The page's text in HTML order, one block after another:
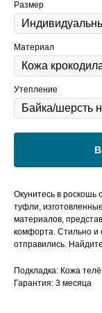
Размер
Материал
Утепление
Окунитесь в роскошь
туфли,
материалов,
комфорта. Стильно и
отправились.
Подкладка: Кожа
Гарантия: 3 месяца